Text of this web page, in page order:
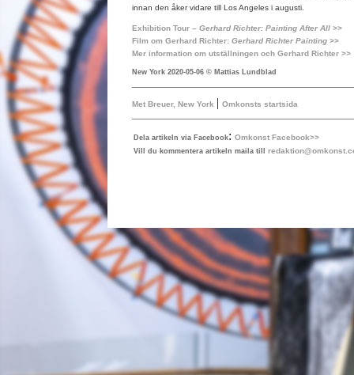
innan den åker vidare till Los Angeles i augusti.
Exhibition Tour –Gerhard Richter: Painting After All>>
Film om Gerhard Richter: Gerhard Richter Painting>>
Mer information om utställningen och Gerhard Richter >>
New York 2020-05-06 © Mattias Lundblad
Met Breuer, New York | Omkonsts startsida
Dela artikeln via Facebook: Omkonst Facebook>>
Vill du kommentera artikeln maila till